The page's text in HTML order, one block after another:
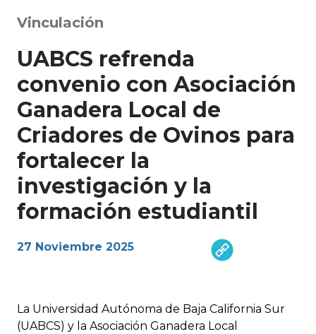
Vinculación
UABCS refrenda
convenio con Asociación
Ganadera Local de
Criadores de Ovinos para
fortalecer la
investigación y la
formación estudiantil
27 Noviembre 2025
La Universidad Autónoma de Baja California Sur
(UABCS) y la Asociación Ganadera Local